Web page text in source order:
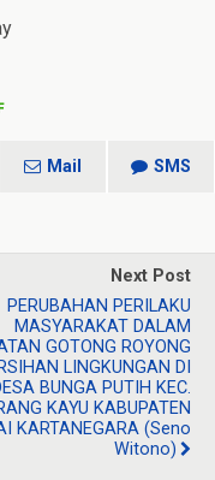
Mail SMS
Next Post
PERUBAHAN PERILAKU
MASYARAKAT DALAM
GOTONG ROYONG
LINGKUNGAN DI
BUNGA PUTIH KEC.
KAYU KABUPATEN
KARTANEGARA (Seno
Witono)